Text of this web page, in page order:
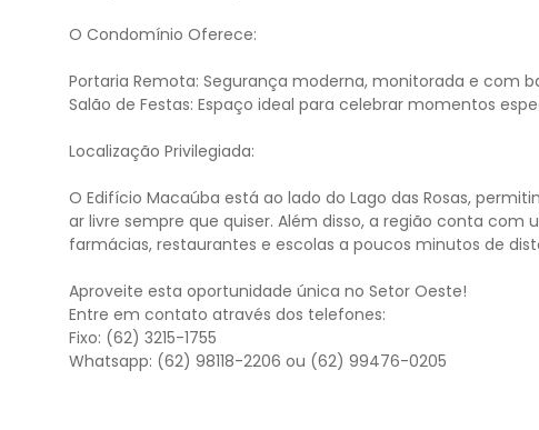
O Condomínio Oferece:
Portaria Remota: Segurança moderna, monitorada e com
Salão de Festas: Espaço ideal para celebrar momentos
Localização Privilegiada:
O Edifício Macaúba está ao lado do Lago das Rosas,
ar livre sempre que quiser. Além disso, a região conta
farmácias, restaurantes e escolas a poucos minutos de
Aproveite esta oportunidade única no Setor Oeste!
Entre em contato através dos telefones:
Fixo: (62) 3215-1755